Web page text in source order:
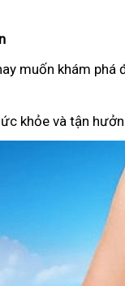
muốn khám phá
khỏe và tận